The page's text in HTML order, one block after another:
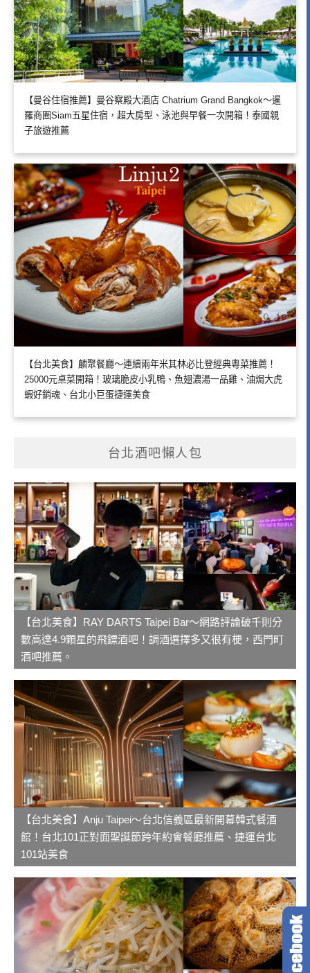
【曼谷住宿推薦】曼谷察殿大酒店 Chatrium Grand Bangkok～暹
羅商圈Siam五星住宿，超大房型、泳池與早餐一次開箱！泰國親
子旅遊推薦
【台北美食】麟聚餐廳～連續兩年米其林必比登經典粵菜推薦！
25000元桌菜開箱！玻璃脆皮小乳鴨、魚翅濃湯一品雞、油焗大虎
蝦好銷魂、台北小巨蛋捷運美食
台北酒吧懶人包
【台北美食】RAY DARTS Taipei Bar～網路評論破千則分
數高達4.9顆星的飛鏢酒吧！調酒選擇多又很有梗，西門町
酒吧推薦。
【台北美食】Anju Taipei～台北信義區最新開幕韓式餐酒
館！台北101正對面聖誕節跨年約會餐廳推薦、捷運台北
101站美食